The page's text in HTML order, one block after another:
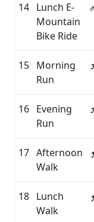
14 Lunch E-
Mountain
Bike Ride
15 Morning
Run
16 Evening
Run
17 Afternoon
Walk
18 Lunch
Walk